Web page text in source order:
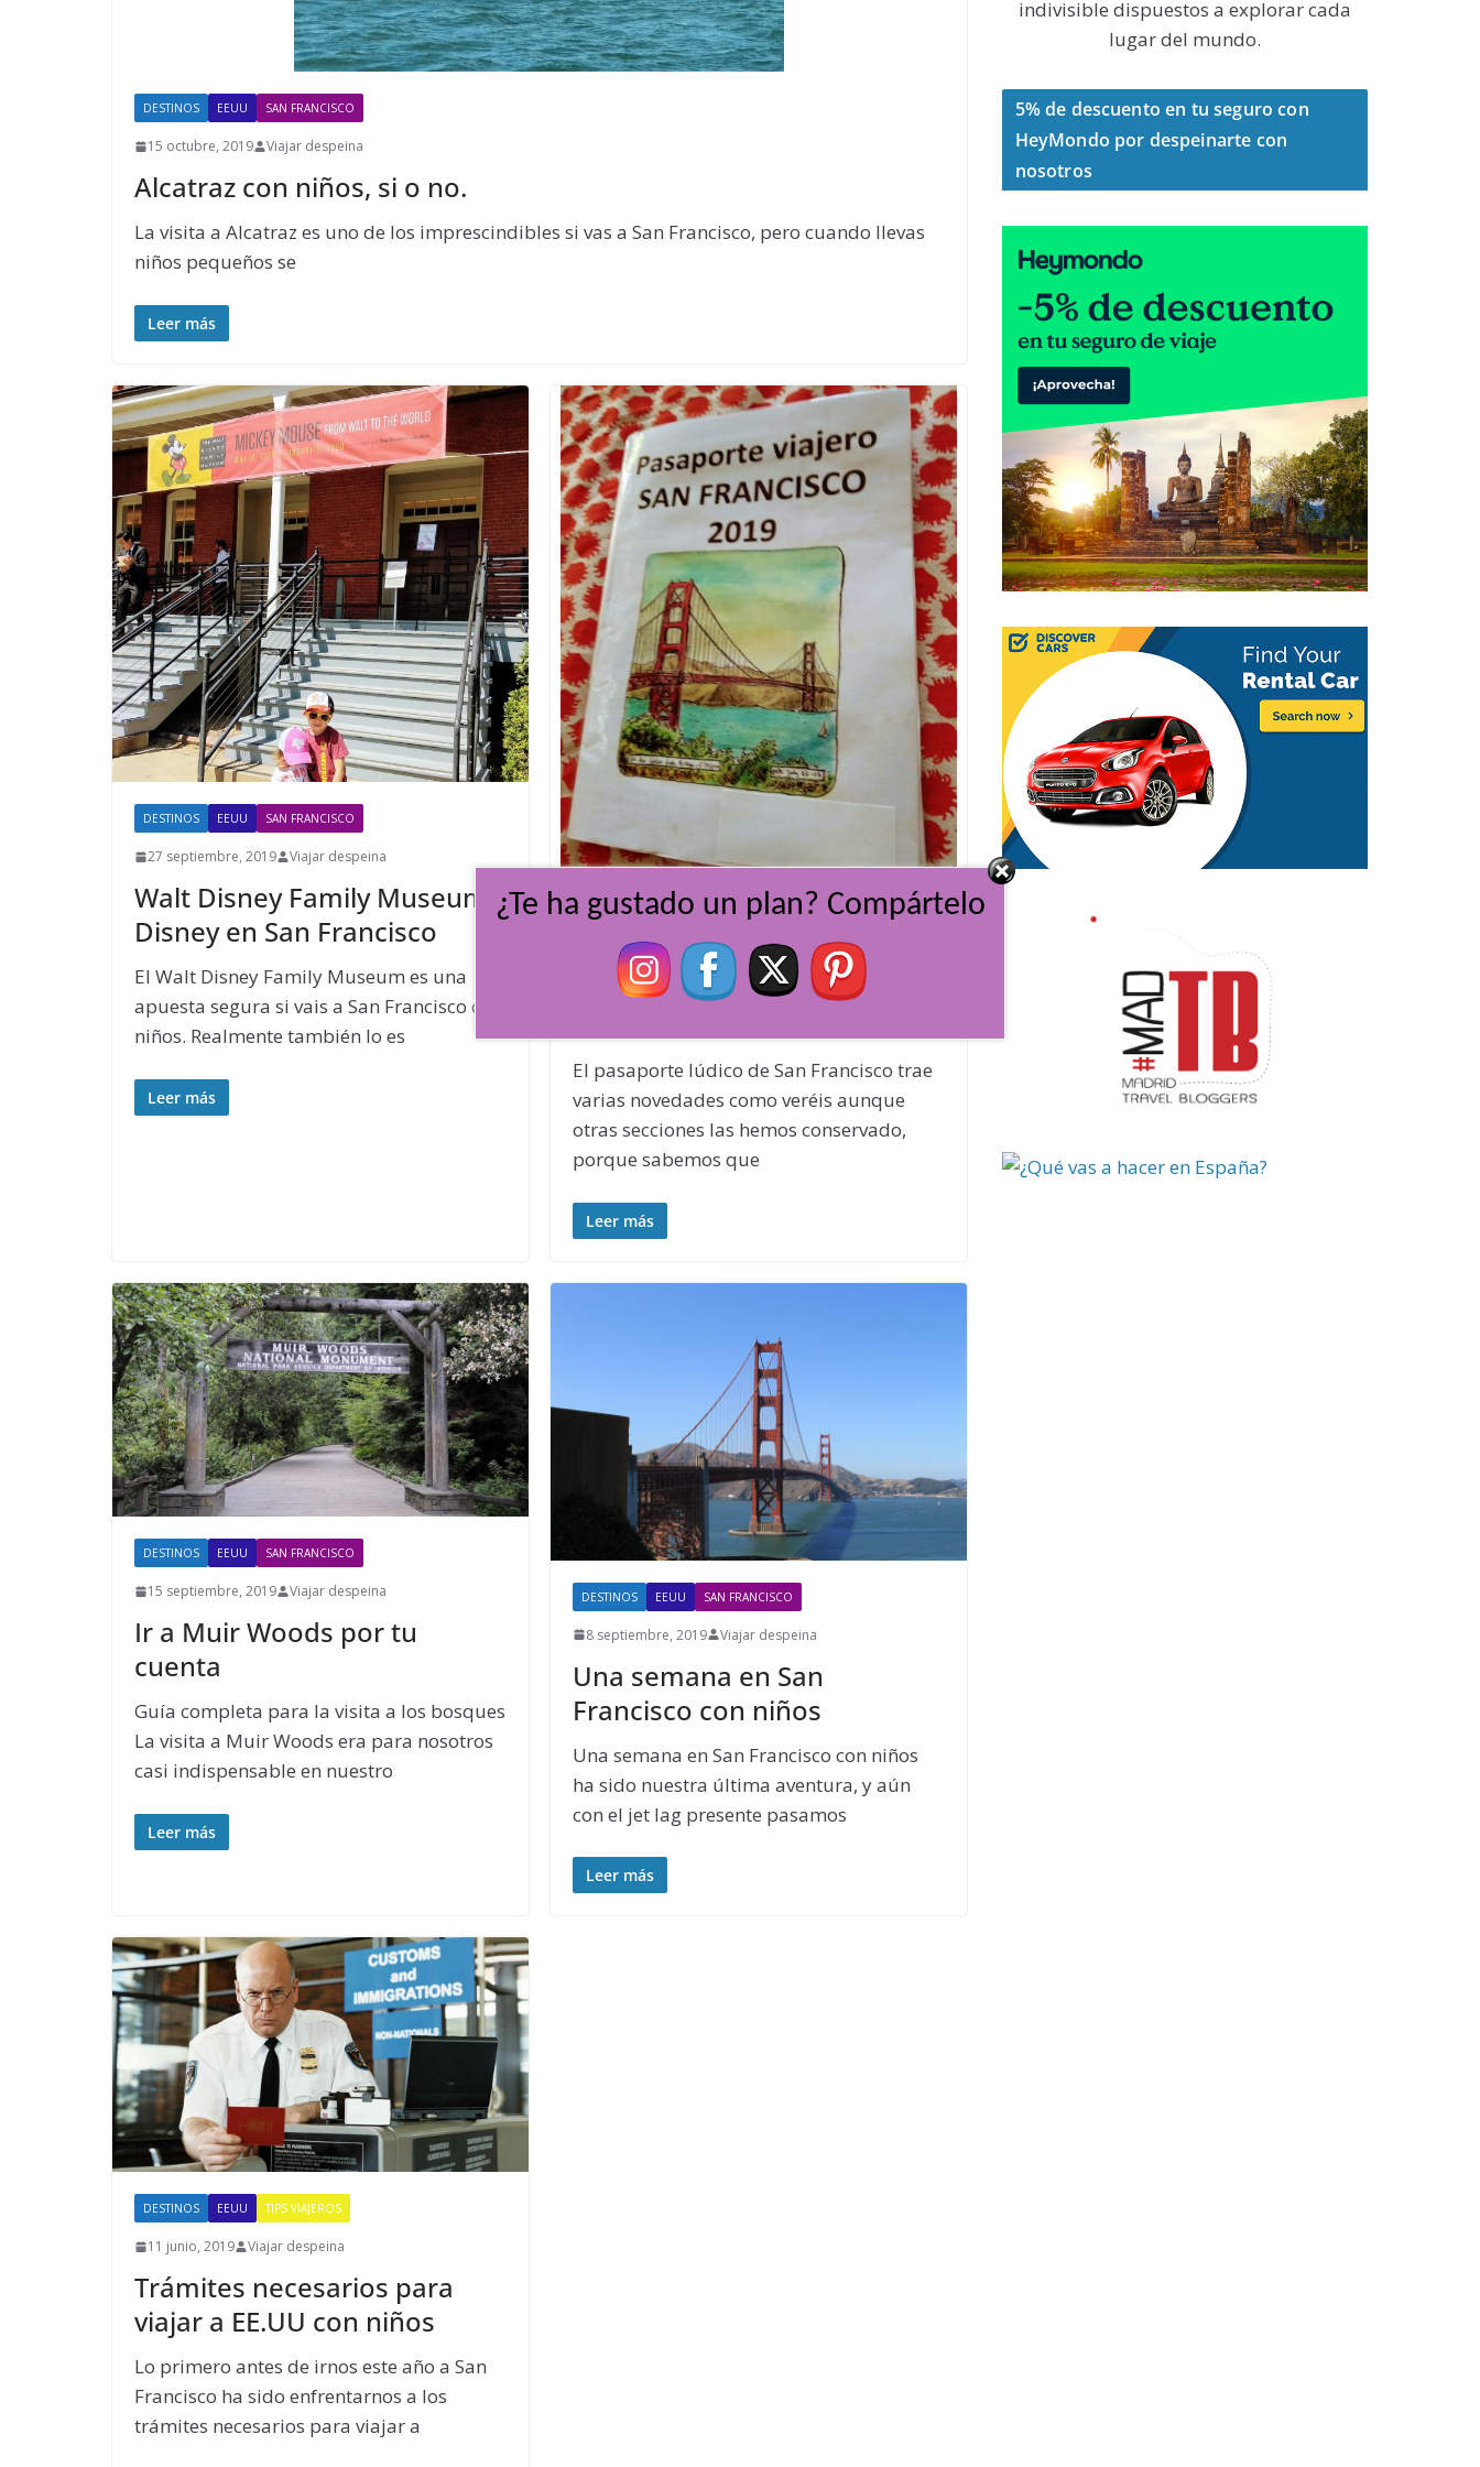
DESTINOS EEUU SAN FRANCISCO
15 octubre, 2019 Viajar despeina
Alcatraz con niños, si o no.
La visita a Alcatraz es uno de los imprescindibles si vas a San Francisco, pero cuando llevas
niños pequeños se
Leer más
DESTINOS EEUU SAN FRANCISCO
27 septiembre, 2019 Viajar despeina
Walt Disney Family Museum:
Disney en San Francisco
El Walt Disney Family Museum es una
apuesta segura si vais a San Francisco con
niños. Realmente también lo es
Leer más
PASAPORTES LÚDICOS SAN FRANCISCO
20 septiembre, 2019 Viajar despeina
Pasaporte lúdico de San
El pasaporte lúdico de San Francisco trae
varias novedades como veréis aunque
otras secciones las hemos conservado,
porque sabemos que
Leer más
DESTINOS EEUU SAN FRANCISCO
15 septiembre, 2019 Viajar despeina
Ir a Muir Woods por tu
cuenta
Guía completa para la visita a los bosques
La visita a Muir Woods era para nosotros
casi indispensable en nuestro
Leer más
DESTINOS EEUU SAN FRANCISCO
8 septiembre, 2019 Viajar despeina
Una semana en San
Francisco con niños
Una semana en San Francisco con niños
ha sido nuestra última aventura, y aún
con el jet lag presente pasamos
Leer más
DESTINOS EEUU TIPS VIAJEROS
11 junio, 2019 Viajar despeina
Trámites necesarios para
viajar a EE.UU con niños
Lo primero antes de irnos este año a San
Francisco ha sido enfrentarnos a los
trámites necesarios para viajar a
indivisible dispuestos a explorar cada
lugar del mundo.
5% de descuento en tu seguro con
HeyMondo por despeinarte con
nosotros
¿Te ha gustado un plan? Compártelo